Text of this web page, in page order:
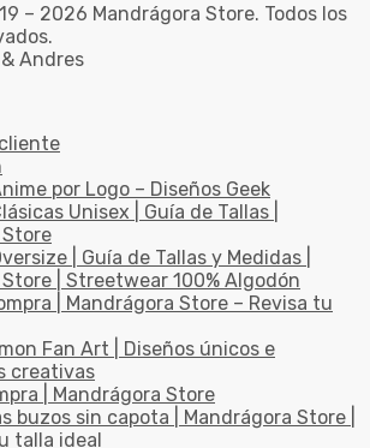
– 2026 Mandrágora Store. Todos los
Andres
por Logo – Diseños Geek
Unisex | Guía de Tallas |
| Guía de Tallas y Medidas |
| Streetwear 100% Algodón
| Mandrágora Store – Revisa tu
Fan Art | Diseños únicos e
creativas
| Mandrágora Store
buzos sin capota | Mandrágora Store |
talla ideal